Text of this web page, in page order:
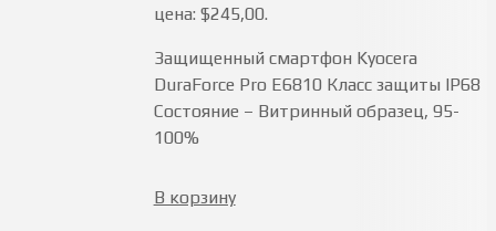
цена: $245,00.
Защищенный смартфон Kyocera
DuraForce Pro E6810 Класс защиты IP68
Состояние – Витринный образец, 95-
100%
В корзину